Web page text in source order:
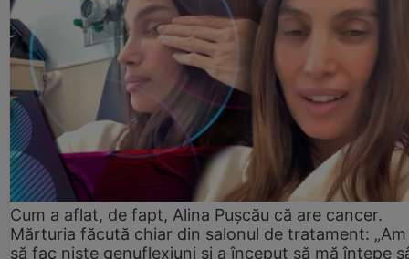
Cum a aflat, de fapt, Alina Pușcău că are cancer.
Mărturia făcută chiar din salonul de tratament:
să fac niște genuflexiuni și a început să mă înțepe